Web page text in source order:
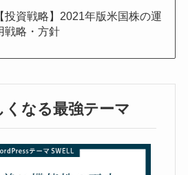
【投資戦略】2021年版米国株の運
戦略・方針
くなる最強テーマ